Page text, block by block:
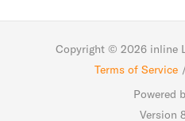
Copyright © 2026inline
Terms of Service
Powered
Version